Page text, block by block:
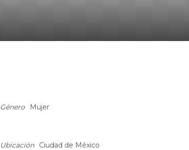
Género
Mujer
Ubicación Ciudad de México